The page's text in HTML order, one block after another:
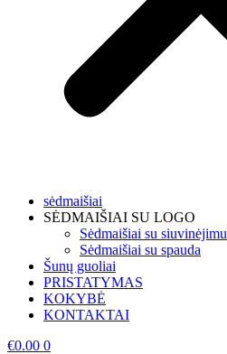
sėdmaišiai
SĖDMAIŠIAI SU LOGO
Sėdmaišiai su siuvinėjimu
Sėdmaišiai su spauda
Šunų guoliai
PRISTATYMAS
KOKYBĖ
KONTAKTAI
€0.00 0